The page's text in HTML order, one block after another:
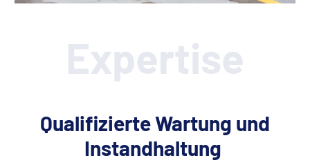
Expertise
Qualifizierte Wartung und
Instandhaltung